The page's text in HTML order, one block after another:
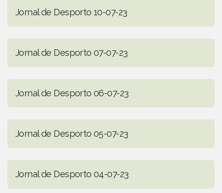
Jornal de Desporto 10-07-23
Jornal de Desporto 07-07-23
Jornal de Desporto 06-07-23
Jornal de Desporto 05-07-23
Jornal de Desporto 04-07-23